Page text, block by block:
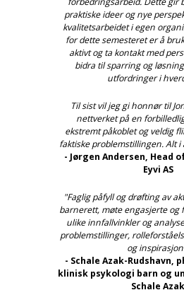
praktiske ideer og nye
kvalitetsarbeidet i egen
for dette semesteret er å
aktivt og ta kontakt med
bidra til sparring og
utfordringer i
Til sist vil jeg gi honnør til
nettverket på en
ekstremt påkoblet og veldig
faktiske problemstillingen. Alt i
- Jørgen Andersen, Head
Eyvi AS
"Faglig påfyll og drøfting av
barnerett, møte engasjerte og
ulike innfallvinkler og
problemstillinger,
og
- Schale Azak-Rudshavn,
klinisk psykologi barn og
Schale Azak